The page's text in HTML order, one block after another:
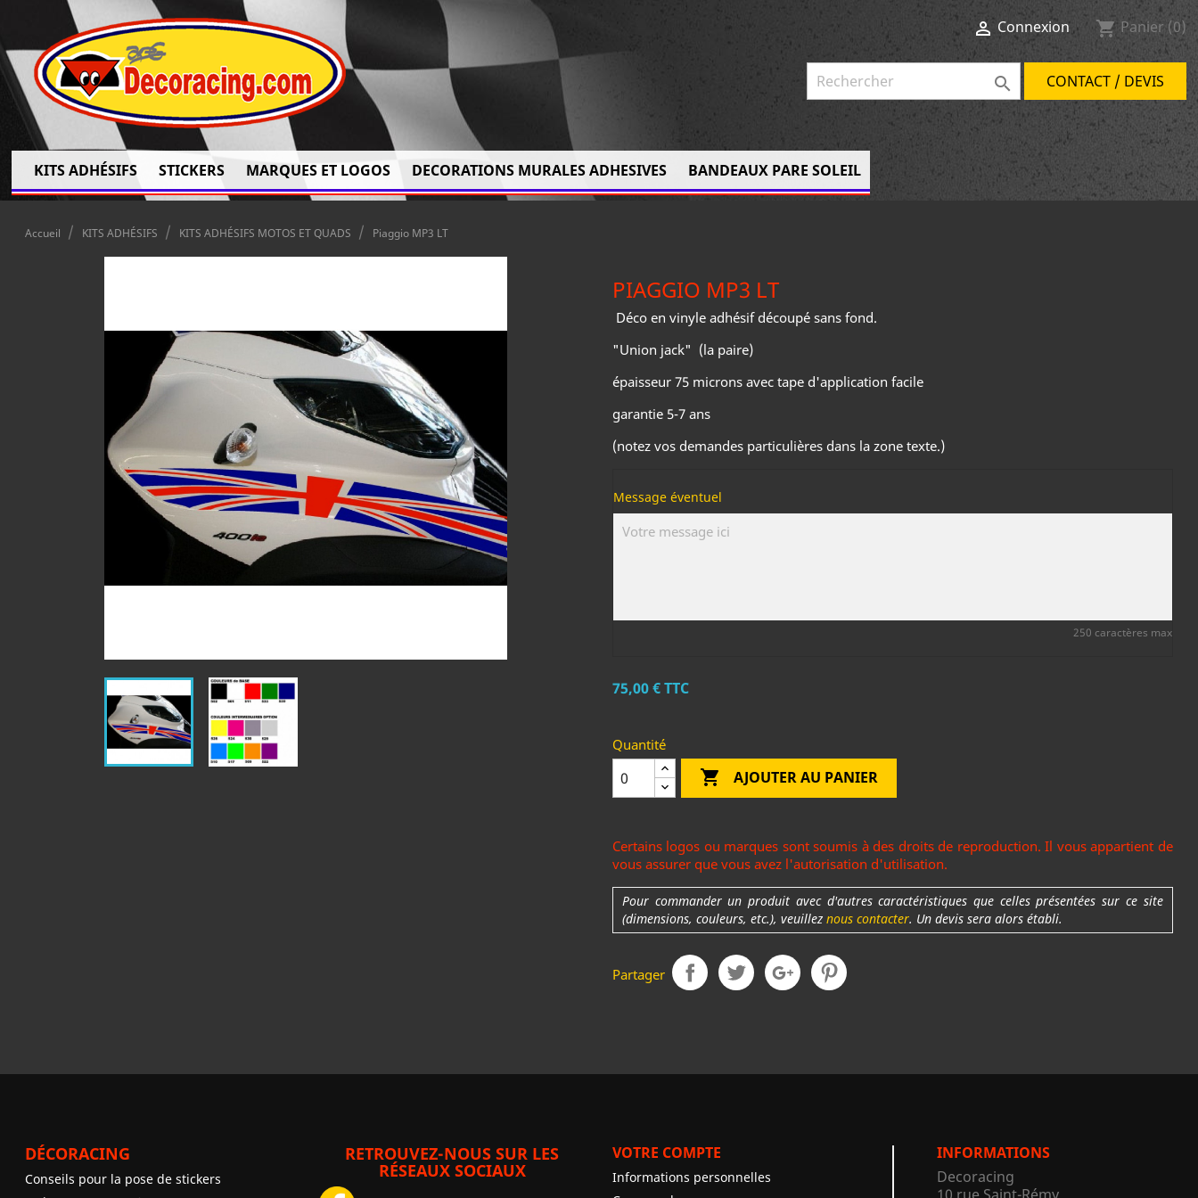
 Connexion shopping_cart Panier (0)
 CONTACT / DEVIS
KITS ADHÉSIFS STICKERS MARQUES ET LOGOS DECORATIONS MURALES ADHESIVES BANDEAUX PARE SOLEIL
Accueil KITS ADHÉSIFS KITS ADHÉSIFS MOTOS ET QUADS Piaggio MP3 LT
PIAGGIO MP3 LT
Déco en vinyle adhésif découpé sans fond.
"Union jack" (la paire)
épaisseur 75 microns avec tape d'application facile
garantie 5-7 ans
(notez vos demandes particulières dans la zone texte.)
Message éventuel
250 caractères max
75,00 €TTC
Quantité
 AJOUTER AU PANIER
Certains logos ou marques sont soumis à des droits de reproduction. Il vous appartient de
vous assurer que vous avez l'autorisation d'utilisation.
Pour commander un produit avec d'autres caractéristiques que celles présentées sur ce site
(dimensions, couleurs, etc.), veuillez nous contacter. Un devis sera alors établi.
Partager
DÉCORACING
Conseils pour la pose de stickers
RETROUVEZ-NOUS SUR LES
RÉSEAUX SOCIAUX
VOTRE COMPTE
Informations personnelles
INFORMATIONS
Decoracing